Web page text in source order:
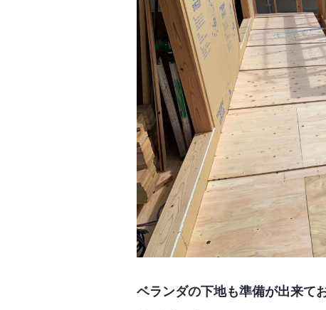
ベランダの下地も準備が出来て